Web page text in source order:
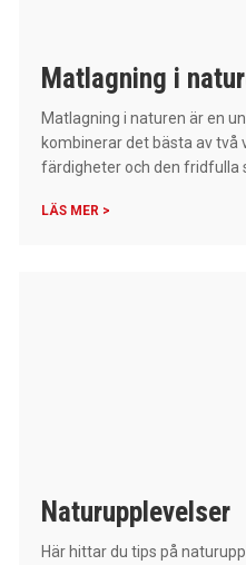
Matlagning i
Matlagning i naturen är en
kombinerar det bästa av två
färdigheter och den fridfulla
LÄS MER >
Naturupplevelser
Här hittar du tips på